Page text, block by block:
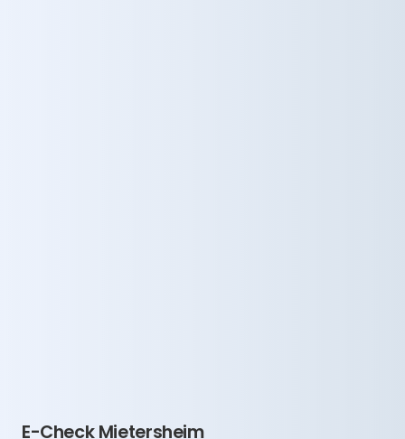
E-Check Mietersheim